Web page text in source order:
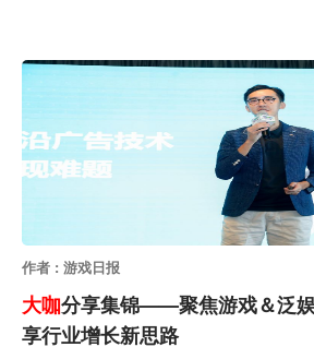
作者 : 游戏日报
大咖分享集锦——聚焦游戏＆泛
享行业增长新思路